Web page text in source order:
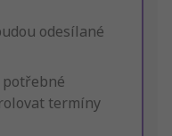
odesílané
termíny